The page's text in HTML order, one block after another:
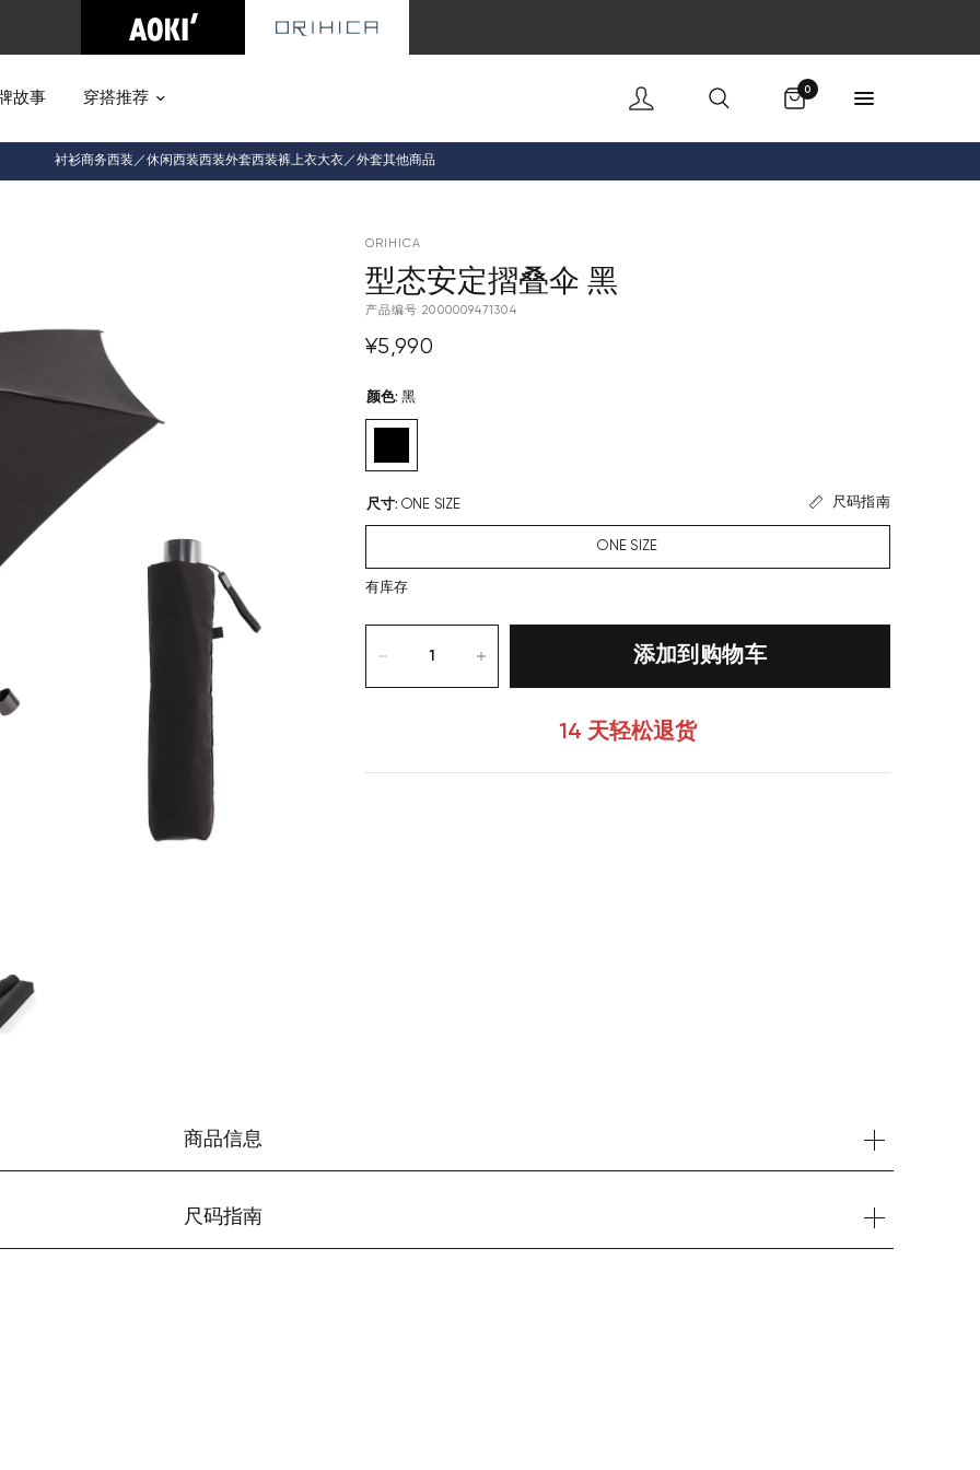
故事 穿搭推荐
0
衬衫商务西装／休闲西装西装外套西装裤上衣大衣／外套其他商品
ORIHICA
型态安定摺叠伞 黑
产品编号 2000009471304
¥5,990
颜色: 黑
尺寸: ONE SIZE 尺码指南
ONE SIZE
有库存
添加到购物车
14 天轻松退货
商品信息
尺码指南